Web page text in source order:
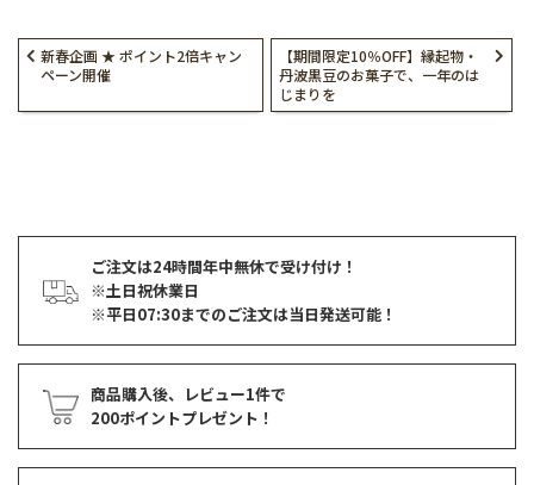
新春企画 ★ ポイント2倍キャン
ペーン開催
【期間限定10％OFF】縁起物・
丹波黒豆のお菓子で、一年のは
じまりを
ご注文は24時間年中無休で受け付け！
※土日祝休業日
※平日07:30までのご注文は当日発送可能！
商品購入後、レビュー1件で
200ポイントプレゼント！